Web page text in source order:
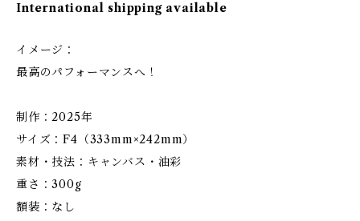
International shipping available
イメージ：
最高のパフォーマンスへ！
制作：2025年
サイズ：F4（333mm×242mm）
素材・技法：キャンバス・油彩
重さ：300g
額装：なし